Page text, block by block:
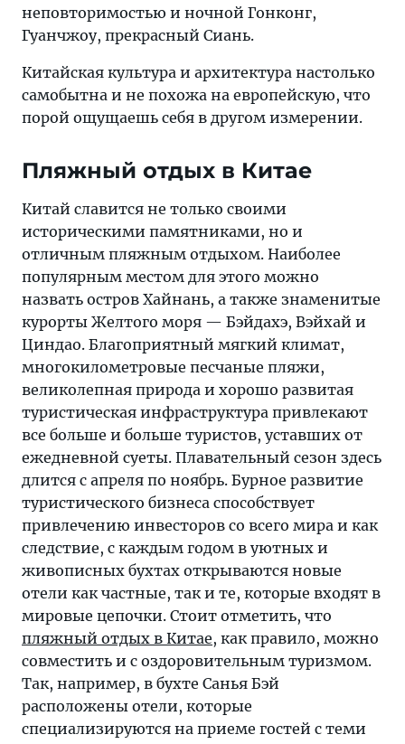
неповторимостью и ночной Гонконг,
Гуанчжоу, прекрасный Сиань.
Китайская культура и архитектура настолько
самобытна и не похожа на европейскую, что
порой ощущаешь себя в другом измерении.
Пляжный отдых в Китае
Китай славится не только своими
историческими памятниками, но и
отличным пляжным отдыхом. Наиболее
популярным местом для этого можно
назвать остров Хайнань, а также знаменитые
курорты Желтого моря — Бэйдахэ, Вэйхай и
Циндао. Благоприятный мягкий климат,
многокилометровые песчаные пляжи,
великолепная природа и хорошо развитая
туристическая инфраструктура привлекают
все больше и больше туристов, уставших от
ежедневной суеты. Плавательный сезон здесь
длится с апреля по ноябрь. Бурное развитие
туристического бизнеса способствует
привлечению инвесторов со всего мира и как
следствие, с каждым годом в уютных и
живописных бухтах открываются новые
отели как частные, так и те, которые входят в
мировые цепочки. Стоит отметить, что
пляжный отдых в Китае, как правило, можно
совместить и с оздоровительным туризмом.
Так, например, в бухте Санья Бэй
расположены отели, которые
специализируются на приеме гостей с теми